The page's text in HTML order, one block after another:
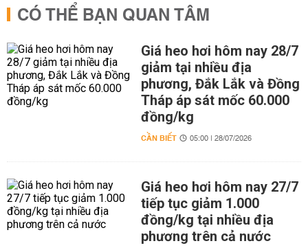
CÓ THỂ BẠN QUAN TÂM
Giá heo hơi hôm nay 28/7
giảm tại nhiều địa
phương, Đắk Lắk và Đồng
Tháp áp sát mốc 60.000
đồng/kg
CẦN BIẾT 05:00 | 28/07/2026
Giá heo hơi hôm nay 27/7
tiếp tục giảm 1.000
đồng/kg tại nhiều địa
phương trên cả nước